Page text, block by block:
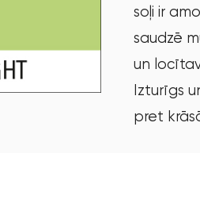
soļi ir
saudzē
un
Izturīgs
pret